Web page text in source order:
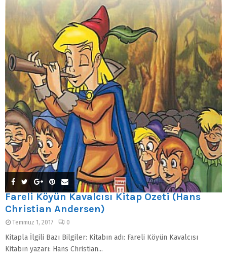
Fareli Köyün Kavalcısı Kitap Özeti (Hans
Christian Andersen)
Temmuz 1, 2017 0
Kitapla İlgili Bazı Bilgiler: Kitabın adı: Fareli Köyün Kavalcısı
Kitabın yazarı: Hans Christian...